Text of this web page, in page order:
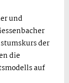
und
der
die
auf